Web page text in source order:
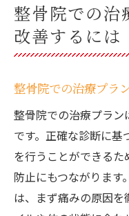
整骨院での治
改善するには
整骨院での治療プラ
整骨院での治療プラ
です。正確な診断に基
を行うことができる
防止にもつながります
は、まず痛みの原因